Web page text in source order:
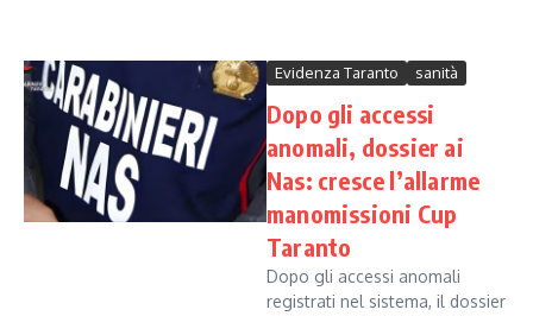
Evidenza Taranto sanità
Dopo gli accessi
anomali, dossier ai
Nas: cresce l’allarme
manomissioni Cup
Taranto
Dopo gli accessi anomali
registrati nel sistema, il dossier